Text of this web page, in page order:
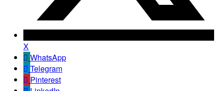
X
WhatsApp
Telegram
Pinterest